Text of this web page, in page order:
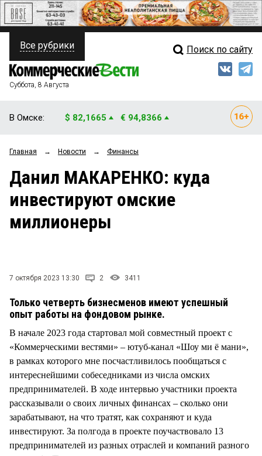
ПОЛИТИКА
ФИНАНСЫ
ОБЩЕСТВО
ЗАКОН
НОВОСТИ КОМПАНИЙ
Свежий выпуск
Рейтинги
Блоги
Все рубрики Поиск по сайту
Суббота, 8 Августа
В Омске: $ 82,1665 € 94,8366
Главная → Новости → Финансы
Данил МАКАРЕНКО: куда
инвестируют омские
миллионеры
7 октября 2023 13:30 2 3411
Только четверть бизнесменов имеют успешный
опыт работы на фондовом рынке.
В начале 2023 года стартовал мой совместный проект с
«Коммерческими вестями» – ютуб-канал «Шоу ми ё мани»,
в рамках которого мне посчастливилось пообщаться с
интереснейшими собеседниками из числа омских
предпринимателей. В ходе интервью участники проекта
рассказывали о своих личных финансах – сколько они
зарабатывают, на что тратят, как сохраняют и куда
инвестируют. За полгода в проекте поучаствовало 13
предпринимателей из разных отраслей и компаний разного